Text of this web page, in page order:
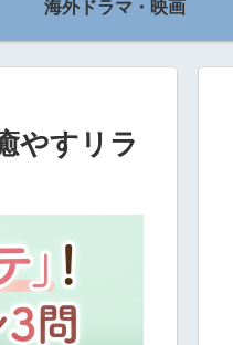
海外ドラマ・映画
やすリラ